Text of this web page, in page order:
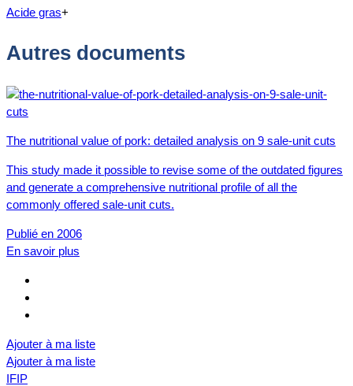
Acide gras+
Autres documents
The nutritional value of pork: detailed analysis on 9 sale-unit cuts
This study made it possible to revise some of the outdated figures
and generate a comprehensive nutritional profile of all the
commonly offered sale-unit cuts.
Publié en 2006
En savoir plus
Ajouter à ma liste
Ajouter à ma liste
IFIP